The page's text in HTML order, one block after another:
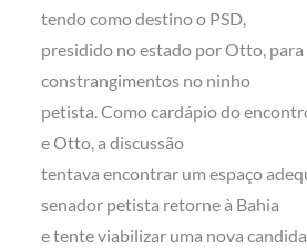
tendo como destino o PSD,
presidido no estado por Otto,
constrangimentos no ninho
petista. Como cardápio do
e Otto, a discussão
tentava encontrar um espaço
senador petista retorne à Bahia
e tente viabilizar uma nova